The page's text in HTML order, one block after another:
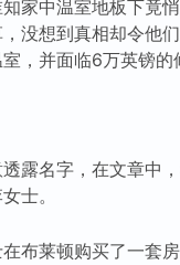
知家中温室地板下竟
没想到真相却令他
，并面临6万英镑
露名字，在文章中
士。
布莱顿购买了一套